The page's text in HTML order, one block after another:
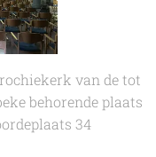
van de tot
behorende plaats
34